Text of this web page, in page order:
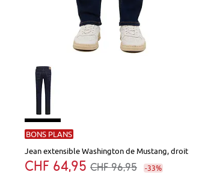
BONS PLANS
Jean extensible Washington de Mustang, droit
CHF 64,95 CHF 96,95 -33%